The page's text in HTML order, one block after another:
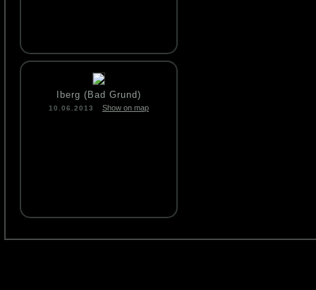
Iberg (Bad Grund)
10.06.2013 Show on map